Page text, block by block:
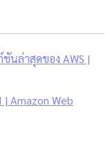
นล่าสุดของ AWS |
| Amazon Web